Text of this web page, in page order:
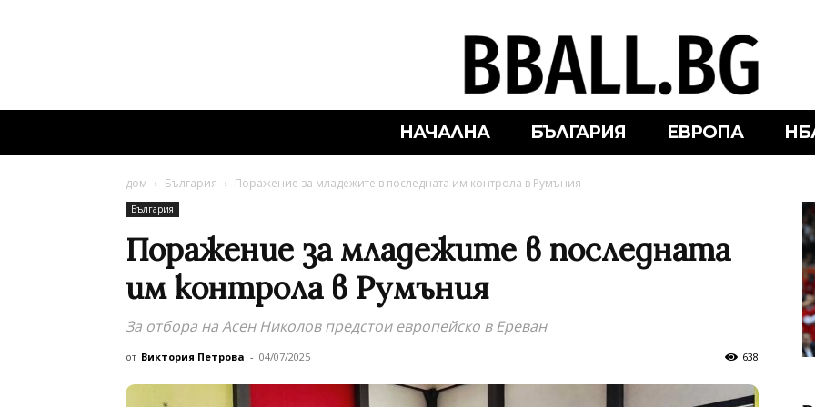
НАЧАЛНА БЪЛГАРИЯ ЕВРОПА
дом България Поражение за младежите в последната им контрола в Румъния
България
Поражение за младежите в последната
им контрола в Румъния
За отбора на Асен Николов предстои европейско в Ереван
от Виктория Петрова - 04/07/2025 638